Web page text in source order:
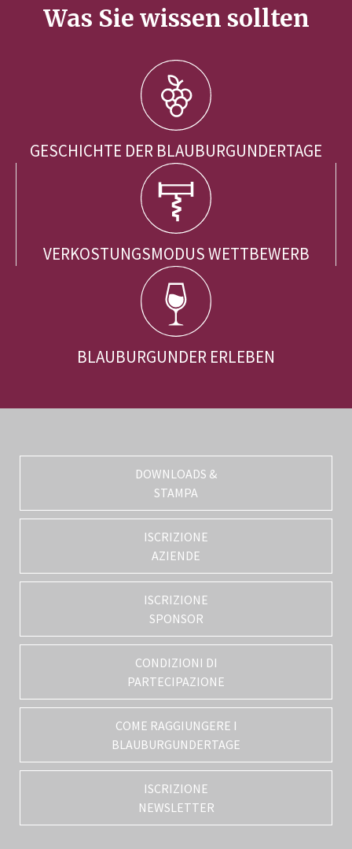
Was Sie wissen sollten
GESCHICHTE DER BLAUBURGUNDERTAGE
VERKOSTUNGSMODUS WETTBEWERB
BLAUBURGUNDER ERLEBEN
DOWNLOADS &
STAMPA
ISCRIZIONE
AZIENDE
ISCRIZIONE
SPONSOR
CONDIZIONI DI
PARTECIPAZIONE
COME RAGGIUNGERE I
BLAUBURGUNDERTAGE
ISCRIZIONE
NEWSLETTER